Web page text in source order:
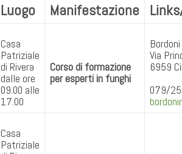
Luogo Manifestazione
Casa
Patriziale
di Rivera
dalle ore
09.00 alle
17.00
Corso di formazione
per esperti in funghi
Via
6959
079/
Casa
Patriziale